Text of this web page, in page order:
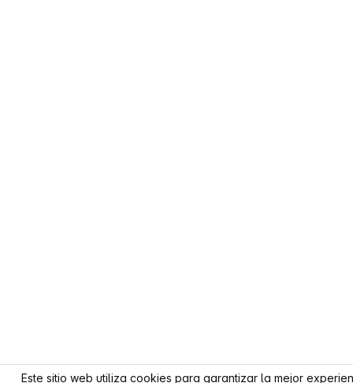
Este sitio web utiliza cookies para garantizar la mejor